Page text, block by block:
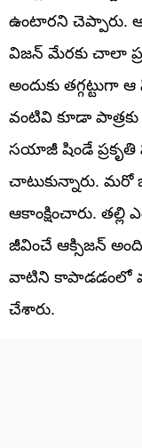
ఉంటారని చెప్పారు.
విజన్ మేరకు చాలా
అందుకు తగ్గట్టుగా
వంటివి కూడా
సయాజీ షిండే ప్రకృతి
చాటుకున్నారు. మరో
ఆకాంక్షించారు.
జీవించే ఆక్సిజన్
వాటిని కాపాడడంలో
చేశారు.